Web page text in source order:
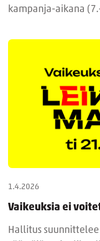
kampanja-aikana
1.4.2026
Vaikeuksia ei
Hallitus